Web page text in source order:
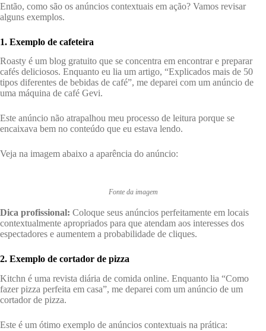
Então, como são os anúncios contextuais em ação? Vamos revisar
alguns exemplos.
1. Exemplo de cafeteira
Roasty é um blog gratuito que se concentra em encontrar e preparar
cafés deliciosos. Enquanto eu lia um artigo, “Explicados mais de 50
tipos diferentes de bebidas de café”, me deparei com um anúncio de
uma máquina de café Gevi.
Este anúncio não atrapalhou meu processo de leitura porque se
encaixava bem no conteúdo que eu estava lendo.
Veja na imagem abaixo a aparência do anúncio:
Fonte da imagem
Dica profissional: Coloque seus anúncios perfeitamente em locais
contextualmente apropriados para que atendam aos interesses dos
espectadores e aumentem a probabilidade de cliques.
2. Exemplo de cortador de pizza
Kitchn é uma revista diária de comida online. Enquanto lia “Como
fazer pizza perfeita em casa”, me deparei com um anúncio de um
cortador de pizza.
Este é um ótimo exemplo de anúncios contextuais na prática: